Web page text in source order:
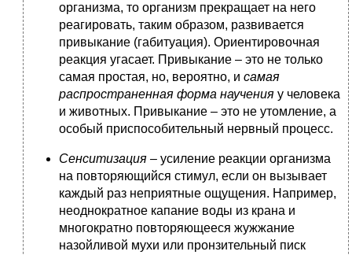
организма, то организм прекращает на него
реагировать, таким образом, развивается
привыкание (габитуация). Ориентировочная
реакция угасает. Привыкание – это не только
самая простая, но, вероятно, и самая
распространенная форма научения у человека
и животных. Привыкание – это не утомление, а
особый приспособительный нервный процесс.
Сенситизация – усиление реакции организма
на повторяющийся стимул, если он вызывает
каждый раз неприятные ощущения. Например,
неоднократное капание воды из крана и
многократно повторяющееся жужжание
назойливой мухи или пронзительный писк